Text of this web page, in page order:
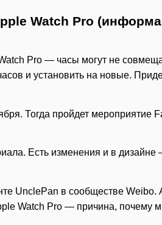
Watch Pro
Pro — часы могут не
и установить на новые.
Тогда пройдет мероприятие
Есть изменения и в
UnclePan в сообществе
Watch Pro — причина,